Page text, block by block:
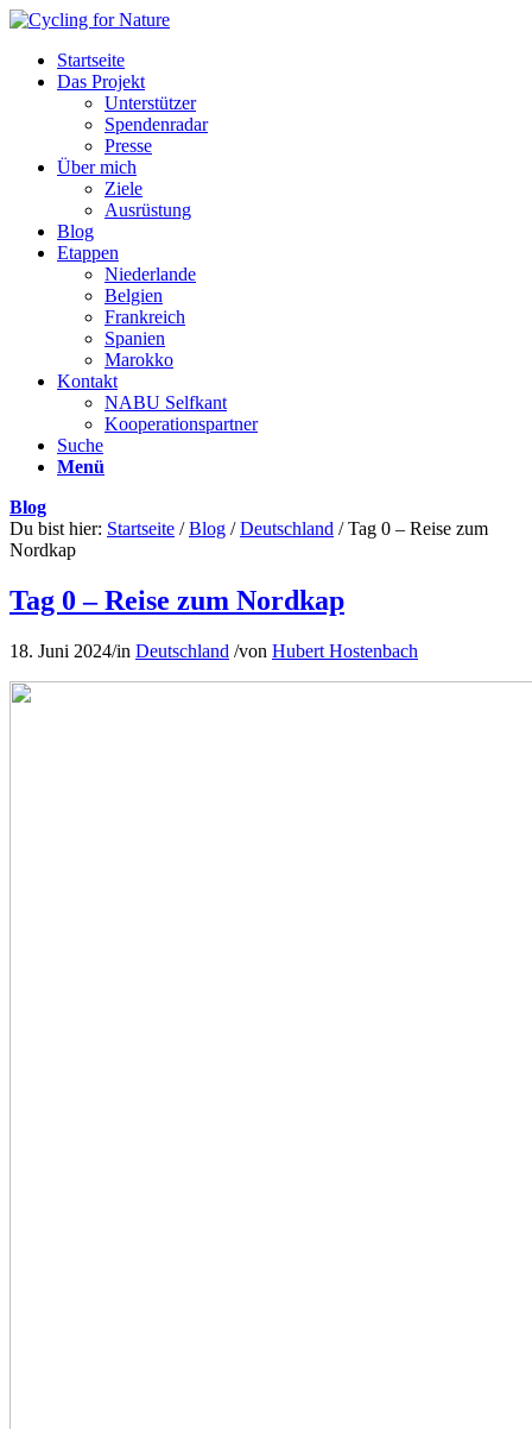
Startseite
Das Projekt
Unterstützer
Spendenradar
Presse
Über mich
Ziele
Ausrüstung
Blog
Etappen
Niederlande
Belgien
Frankreich
Spanien
Marokko
Kontakt
NABU Selfkant
Kooperationspartner
Suche
Menü
Blog
Du bist hier: Startseite / Blog / Deutschland / Tag 0 – Reise zum
Nordkap
Tag 0 – Reise zum Nordkap
18. Juni 2024/in Deutschland /von Hubert Hostenbach